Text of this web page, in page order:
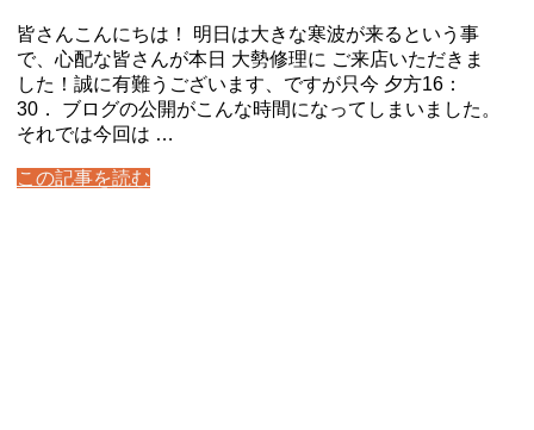
皆さんこんにちは！ 明日は大きな寒波が来るという事
で、心配な皆さんが本日 大勢修理に ご来店いただきま
した！誠に有難うございます、ですが只今 夕方16：
30． ブログの公開がこんな時間になってしまいました。
それでは今回は …
この記事を読む